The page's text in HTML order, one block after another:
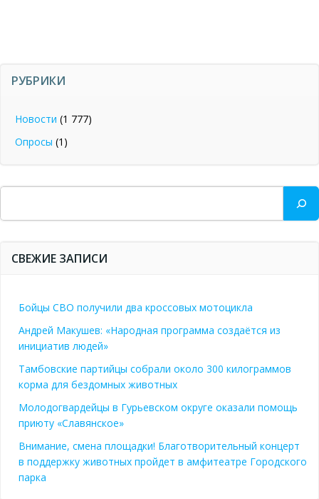
РУБРИКИ
Новости (1 777)
Опросы (1)
Поиск
СВЕЖИЕ ЗАПИСИ
Бойцы СВО получили два кроссовых мотоцикла
Андрей Макушев: «Народная программа создаётся из
инициатив людей»
Тамбовские партийцы собрали около 300 килограммов
корма для бездомных животных
Молодогвардейцы в Гурьевском округе оказали помощь
приюту «Славянское»
Внимание, смена площадки! Благотворительный концерт
в поддержку животных пройдет в амфитеатре Городского
парка